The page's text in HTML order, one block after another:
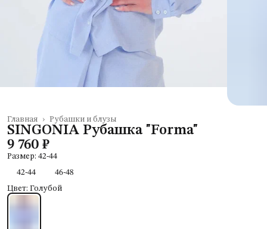
Рубашки и блузы
Главная ›
SINGONIA Рубашка "Forma"
9 760 ₽
Размер: 42-44
42-44
46-48
Цвет: Голубой